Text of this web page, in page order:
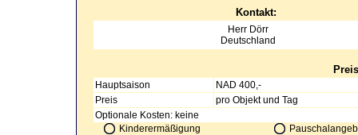
Kontakt:
Herr Dörr
Deutschland
Hauptsaison
NAD 400,-
Preis
pro Objekt und Tag
Optionale Kosten: keine
Kinderermäßigung